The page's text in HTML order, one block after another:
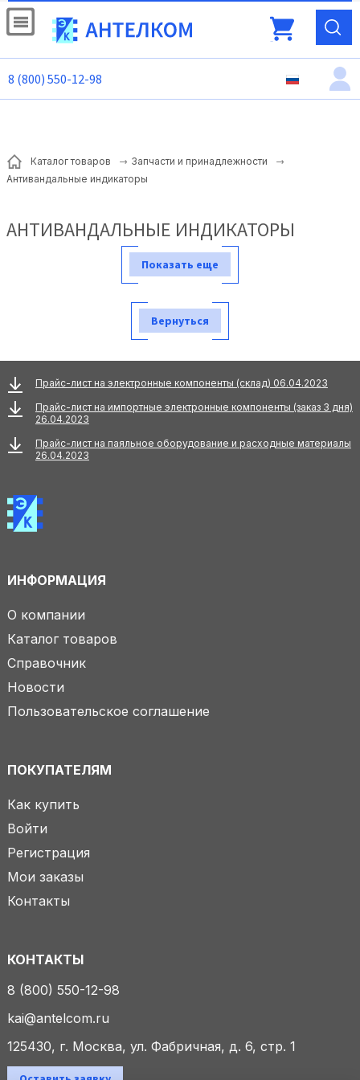
8 (800) 550-12-98
Каталог товаров
Запчасти и принадлежности
Антивандальные индикаторы
АНТИВАНДАЛЬНЫЕ ИНДИКАТОРЫ
Показать еще
Вернуться
Прайс-лист на электронные компоненты (склад) 06.04.2023
Прайс-лист на импортные электронные компоненты (заказ 3 дня)
26.04.2023
Прайс-лист на паяльное оборудование и расходные материалы
26.04.2023
ИНФОРМАЦИЯ
О компании
Каталог товаров
Справочник
Новости
Пользовательское соглашение
ПОКУПАТЕЛЯМ
Как купить
Войти
Регистрация
Мои заказы
Контакты
КОНТАКТЫ
8 (800) 550-12-98
kai@antelcom.ru
125430, г. Москва, ул. Фабричная, д. 6, стр. 1